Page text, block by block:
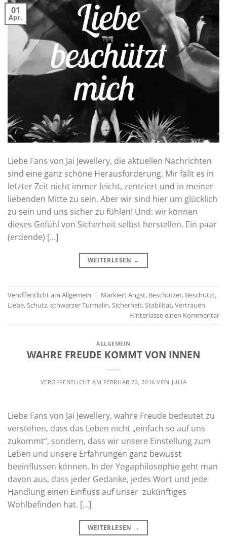
01
Apr.
Liebe Fans von Jai Jewellery, die aktuellen Nachrichten
sind eine ganz schöne Herausforderung. Mir fällt es in
letzter Zeit nicht immer leicht, zentriert und in meiner
liebenden Mitte zu sein. Aber wir sind hier um glücklich
zu sein und uns sicher zu fühlen! Und: wir können
dieses Gefühl von Sicherheit selbst herstellen. Ein paar
(erdende) […]
WEITERLESEN →
Veröffentlicht am Allgemein | MarkiertAngst, Beschützer, Beschützt,
Liebe,Schutz,schwarzer Turmalin,Sicherheit,Stabilität,Vertrauen
Hinterlasse einen Kommentar
ALLGEMEIN
WAHRE FREUDE KOMMT VON INNEN
VERÖFFENTLICHT AM FEBRUAR 22, 2016 VON JULIA
Liebe Fans von Jai Jewellery, wahre Freude bedeutet zu
verstehen, dass das Leben nicht „einfach so auf uns
zukommt“, sondern, dass wir unsere Einstellung zum
Leben und unsere Erfahrungen ganz bewusst
beeinflussen können. In der Yogaphilosophie geht man
davon aus, dass jeder Gedanke, jedes Wort und jede
Handlung einen Einfluss auf unser zukünftiges
Wohlbefinden hat. […]
WEITERLESEN →